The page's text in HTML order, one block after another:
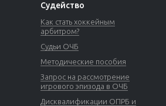
Судейство
Как стать хоккейным
арбитром?
Судьи ОЧБ
Методические пособия
Запрос на рассмотрение
игрового эпизода в ОЧБ
Дисквалификации ОПРБ и